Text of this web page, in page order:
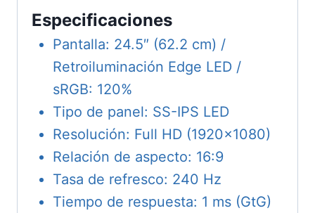
Especificaciones
Pantalla: 24.5″ (62.2 cm) /
Retroiluminación Edge LED /
sRGB: 120%
Tipo de panel: SS-IPS LED
Resolución: Full HD (1920×1080)
Relación de aspecto: 16:9
Tasa de refresco: 240 Hz
Tiempo de respuesta: 1 ms (GtG)